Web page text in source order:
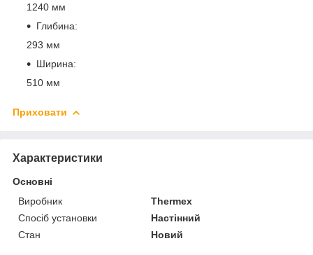
1240 мм
Глибина:
293 мм
Ширина:
510 мм
Приховати
Характеристики
Основні
Виробник
Thermex
Спосіб установки
Настінний
Стан
Новий